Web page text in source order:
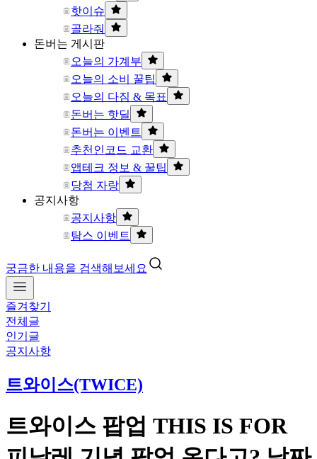
핫이슈
골라줘
돈버는 게시판
오늘의 가계부
오늘의 소비 꿀팁
오늘의 다짐 & 목표
돈버는 핫딜
돈버는 이벤트
추천인코드 교환
앱테크 정보 & 꿀팁
당첨 자랑
공지사항
공지사항
탐스 이벤트
궁금한 내용을 검색해보세요
즐겨찾기
전체글
인기글
공지사항
트와이스(TWICE)
트와이스 팝업 THIS IS FOR